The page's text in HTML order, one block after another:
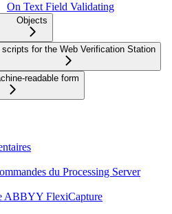
On Text Field Validating
Objects
scripts for the Web Verification Station
readable form
du Processing Server
ABBYY FlexiCapture